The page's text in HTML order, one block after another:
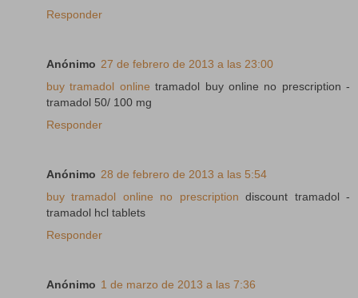
Responder
Anónimo 27 de febrero de 2013 a las 23:00
buy tramadol online tramadol buy online no prescription -
tramadol 50/ 100 mg
Responder
Anónimo 28 de febrero de 2013 a las 5:54
buy tramadol online no prescription discount tramadol -
tramadol hcl tablets
Responder
Anónimo 1 de marzo de 2013 a las 7:36